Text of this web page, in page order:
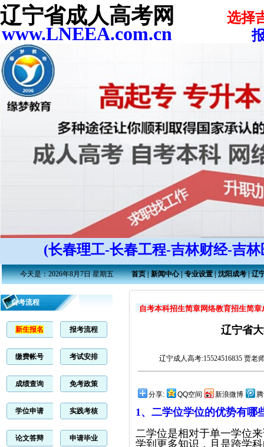
辽宁省成人高考网
www.LNEEA.com.cn
选择
(长春理工-长春工程-吉林财经-吉
今天是：2026年8月7日 星期五 首页|新闻中心|专业设置|沈阳成考|辽
自考流程
新生报名 报考流程
缴费帐号 考试安排
成绩查询 免考政策
学位申请 实践考核
论文答辩 申请毕业
自考本科招生简章网络教育招生简章
辽宁省
辽宁成人高考:15524516835 贾老
分享: QQ空间 新浪微博
1、二学位学位的优势有哪
二学位是相对于单一学位
学到更多知识，且是跨学